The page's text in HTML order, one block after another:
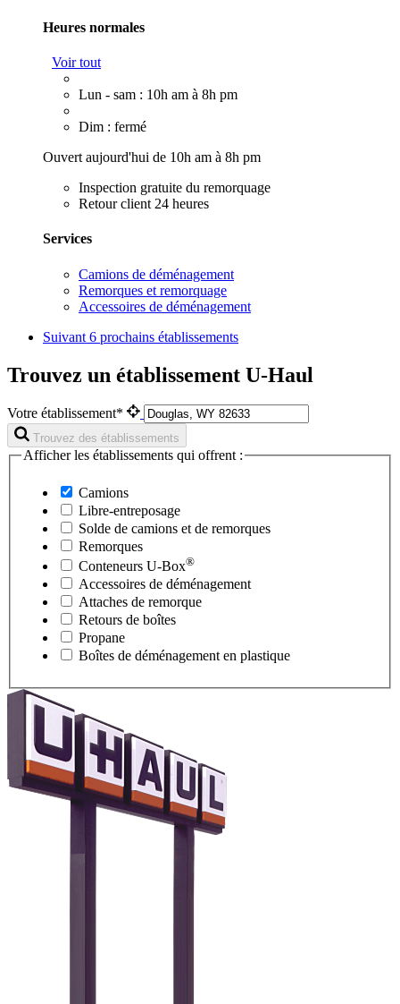
Heures normales
Voir tout
Lun - sam : 10h am à 8h pm
Dim : fermé
Ouvert aujourd'hui de 10h am à 8h pm
Inspection gratuite du remorquage
Retour client 24 heures
Services
Camions de déménagement
Remorques et remorquage
Accessoires de déménagement
Suivant 6 prochains établissements
Trouvez un établissement U-Haul
Votre établissement*
Trouvez des établissements
Afficher les établissements qui offrent :
Camions
Libre-entreposage
Solde de camions et de remorques
Remorques
Conteneurs U-Box®
Accessoires de déménagement
Attaches de remorque
Retours de boîtes
Propane
Boîtes de déménagement en plastique